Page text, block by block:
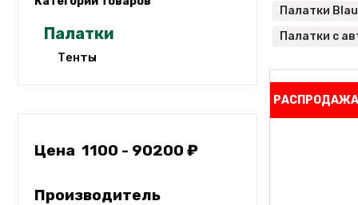
Палатки
Тенты
Цена 1100 - 90200 ₽
Производитель
Палатки
Палатки с
РАСПРОДАЖА